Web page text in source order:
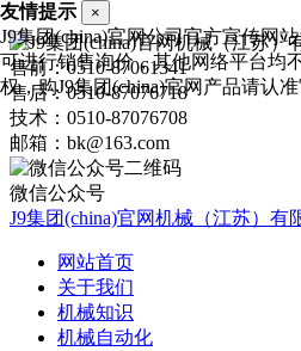
售前：0510-87061341
售后：0510-87076718
技术：0510-87076708
邮箱：bk@163.com
微信公众号
J9集团(china)官网机械（江苏）有
网站首页
关于我们
机械知识
机械自动化
友情提示 ×
J9集团(china)官网公司官方宣传网
可进行销售询价，其他网络平台均
权，购J9集团(china)官网产品请认